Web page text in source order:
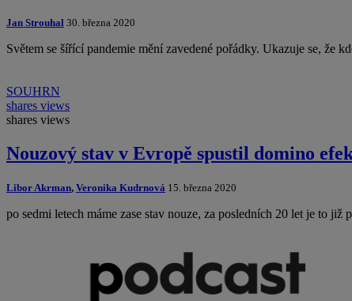
Jan Strouhal 30. března 2020
Světem se šířící pandemie mění zavedené pořádky. Ukazuje se,
SOUHRN
shares views
shares views
Nouzový stav v Evropě spustil domino
Libor Akrman, Veronika Kudrnová 15. března 2020
po sedmi letech máme zase stav nouze, za posledních 20 let je to